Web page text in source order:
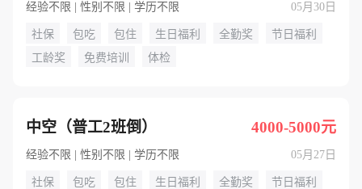
经验不限 | 性别不限 | 学历不限 05月30日
社保 包吃 包住 生日福利 全勤奖
节日福利
工龄奖
免费培训 体检
中空（普工2班倒） 4000-5000元
经验不限 | 性别不限 | 学历不限 05月27日
社保 包吃 包住 生日福利 全勤奖
节日福利